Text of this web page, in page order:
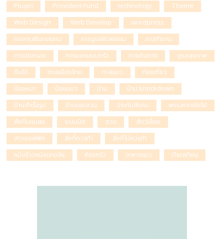
Plugin
Provident Fund technology
Theme
Web Design
Web Develop
wordpress
กองทุนเงินทดแทน
การดูแลผิวพรรณ
การทำงาน
การปกครอง
การออกแบบครัว การเดินทาง
ดูแลสุขภาพ
ต้นไม้
ทะเลเมืองไทย ทาสแมว
ท่องเที่ยว
น้องหมา
น้องแมว บ้าน
บ้าน knockdown
บ้านสำเร็จรูป
บ้านและสวน ประกันสังคม
พระมหากษัตริย์
พืชกินแมลง
ระบบปิด สวน
สัตว์เลี้ยง
สาวออฟฟิศ
สิ่งที่ควรทำ
สิ่งที่ไม่ควรทำ
หม้อข้าวหม้อแกงลิง
ห้องครัว อาหารแมว เวียนเทียน